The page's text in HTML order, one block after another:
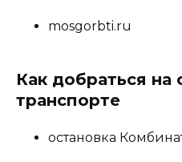
mosgorbti.ru
Как добраться на
транспорте
остановка